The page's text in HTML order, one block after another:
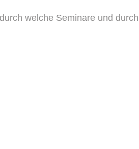
welche Seminare und